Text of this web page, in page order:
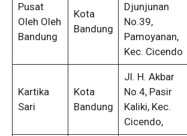
Pusat
Oleh Oleh
Bandung
Kota
Bandung
Djunjunan
No.39,
Pamoyanan,
Kec. Cicendo
Kartika
Sari
Kota
Bandung
Jl. H. Akbar
No.4, Pasir
Kaliki, Kec.
Cicendo,